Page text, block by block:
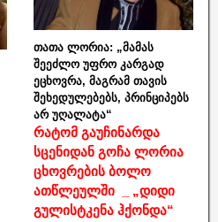
თათა ლორია: „მამას
შეეძლო უფრო კარგად
ეცხოვრა, მაგრამ თავის
შეხედულებებს, პრინციპებს
არ უღალატა“
რატომ გაუჩინარდა
სცენიდან გოჩა ლორია
ცხოვრების ბოლო
ათწლეულში _ „დიდი
გულისტკენა ჰქონდა“